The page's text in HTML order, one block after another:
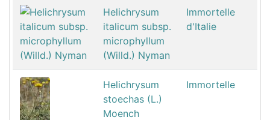
Helichrysum
italicum subsp.
microphyllum
(Willd.) Nyman
Immortelle
d'Italie
Helichrysum
stoechas (L.)
Moench
Immortelle